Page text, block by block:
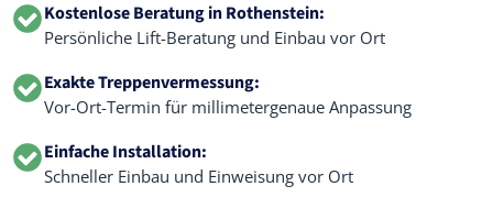
Kostenlose Beratung in Rothenstein:
Persönliche Lift-Beratung und Einbau vor Ort
Exakte Treppenvermessung:
Vor-Ort-Termin für millimetergenaue Anpassung
Einfache Installation:
Schneller Einbau und Einweisung vor Ort